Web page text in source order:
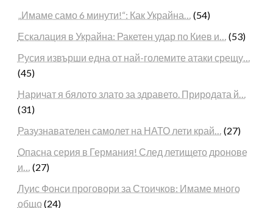
„Имаме само 6 минути!“: Как Украйна… (54)
Ескалация в Украйна: Ракетен удар по Киев и… (53)
Русия извърши една от най-големите атаки срещу…
(45)
Наричат я бялото злато за здравето. Природата й…
(31)
Разузнавателен самолет на НАТО лети край… (27)
Опасна серия в Германия! След летището дронове
и… (27)
Луис Фонси проговори за Стоичков: Имаме много
общо (24)